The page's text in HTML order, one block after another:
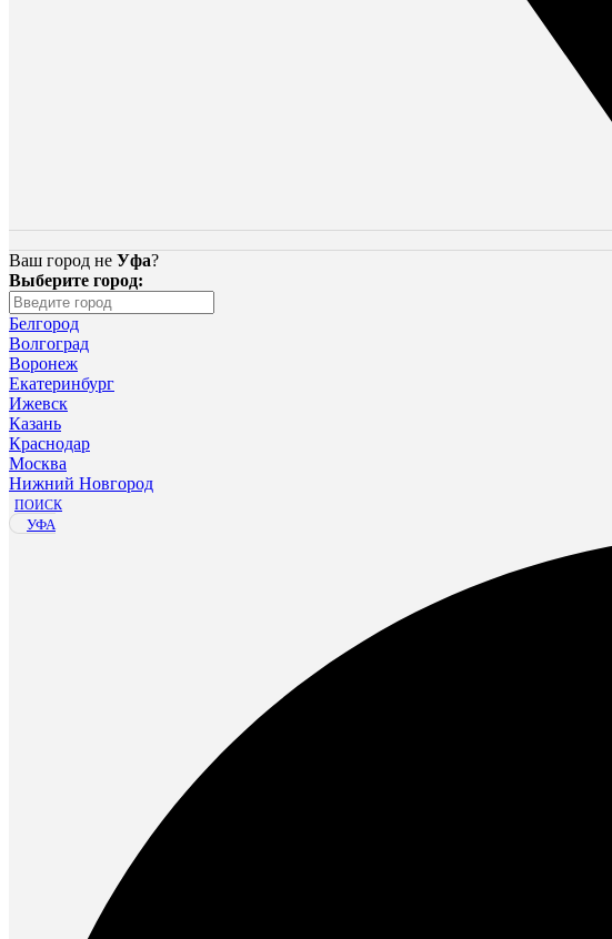
Ваш город не Уфа?
Выберите город:
Белгород
Волгоград
Воронеж
Екатеринбург
Ижевск
Казань
Краснодар
Москва
Нижний Новгород
ПОИСК
УФА